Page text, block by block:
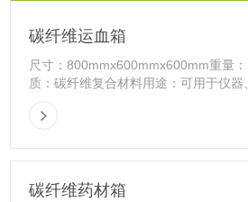
碳纤维运血箱
尺寸：800mmx600mmx600mm重量
质：碳纤维复合材料用途：可用于仪器
碳纤维药材箱